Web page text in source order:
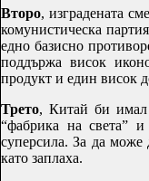
Второ, изградената
комунистическа
едно базисно
поддържа висок
продукт и един висок
Трето, Китай би имал
“фабрика на света”
суперсила. За да може
като заплаха.